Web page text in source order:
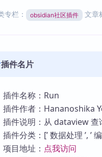
专栏： obsidian社区插件 文章
插件名片
插件名称：Run
插件作者：Hananoshika
插件说明：从 dataview 查
插件分类：[’ 数据处理 ’, ’
项目地址： 点我访问